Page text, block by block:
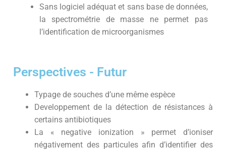
Sans logiciel adéquat et sans base de données,
la spectrométrie de masse ne permet pas
l’identification de microorganismes
Perspectives - Futur
Typage de souches d’une même espèce
Developpement de la détection de résistances à
certains antibiotiques
La « negative ionization » permet d’ioniser
négativement des particules afin d’identifier des